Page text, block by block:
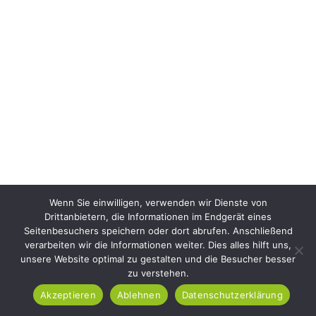
Wenn Sie einwilligen, verwenden wir Dienste von
Drittanbietern, die Informationen im Endgerät eines
Seitenbesuchers speichern oder dort abrufen. Anschließend
verarbeiten wir die Informationen weiter. Dies alles hilft uns,
unsere Website optimal zu gestalten und die Besucher besser
zu verstehen.
Akzeptieren
Ablehnen Datenschutzerklärung